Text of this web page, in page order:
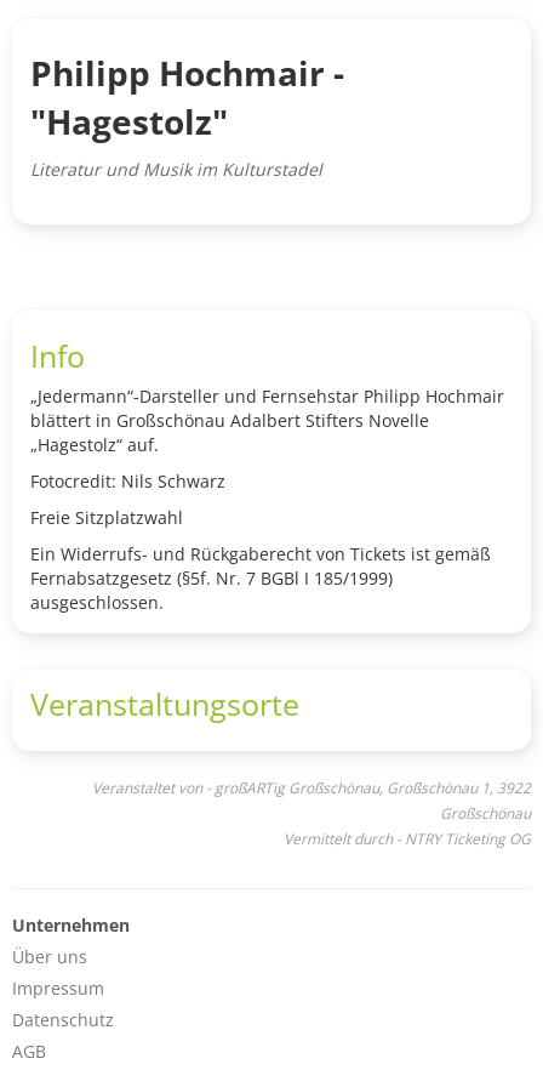
Philipp Hochmair -
"Hagestolz"
Literatur und Musik im Kulturstadel
Info
„Jedermann“-Darsteller und Fernsehstar Philipp Hochmair
blättert in Großschönau Adalbert Stifters Novelle
„Hagestolz“ auf.
Fotocredit: Nils Schwarz
Freie Sitzplatzwahl
Ein Widerrufs- und Rückgaberecht von Tickets ist gemäß
Fernabsatzgesetz (§5f. Nr. 7 BGBl I 185/1999)
ausgeschlossen.
Veranstaltungsorte
Veranstaltet von - großARTig Großschönau, Großschönau 1, 3922
Großschönau
Vermittelt durch - NTRY Ticketing OG
Unternehmen
Über uns
Impressum
Datenschutz
AGB